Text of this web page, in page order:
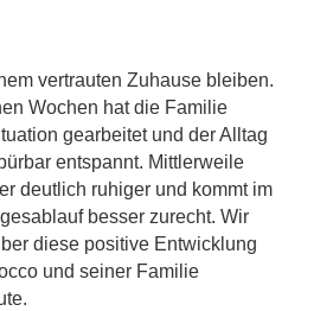
vertrauten Zuhause bleiben.
Wochen hat die Familie
gearbeitet und der Alltag
entspannt. Mittlerweile
deutlich ruhiger und kommt im
besser zurecht. Wir
diese positive Entwicklung
und seiner Familie